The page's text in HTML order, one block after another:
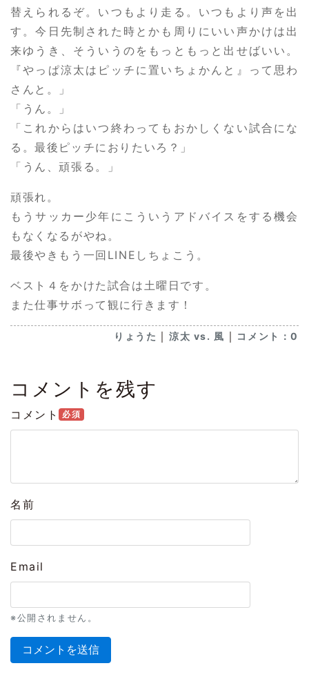
替えられるぞ。いつもより走る。いつもより声を出
す。今日先制された時とかも周りにいい声かけは出
来ゆうき、そういうのをもっともっと出せばいい。
『やっぱ涼太はピッチに置いちょかんと』って思わ
さんと。」
「うん。」
「これからはいつ終わってもおかしくない試合にな
る。最後ピッチにおりたいろ？」
「うん、頑張る。」
頑張れ。
もうサッカー少年にこういうアドバイスをする機会
もなくなるがやね。
最後やきもう一回LINEしちょこう。
ベスト４をかけた試合は土曜日です。
また仕事サボって観に行きます！
りょうた ｜ 涼太 vs. 風 ｜ コメント：0
コメントを残す
コメント 必須
名前
Email
※公開されません。